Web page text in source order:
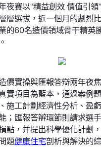
夜賽以“精益創效 價值引領
層選拔，近一個月的劇烈
的60名造價領域骨干精英
價實操與匯報答辯兩年夜
實項目為藍本，通過案例
施工計劃經濟性分析、盈
；匯報答辯環節則請求選
點，并提出科學優化計劃
題健康住宅剖析與解決的